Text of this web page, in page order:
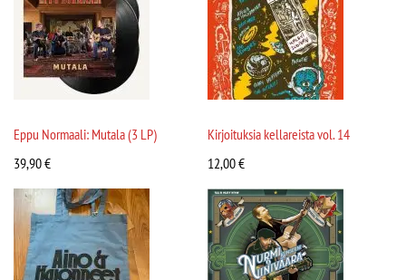
Eppu Normaali: Mutala (3 LP)
39,90€
Kirjoituksia kellareista vol. 14
12,00€